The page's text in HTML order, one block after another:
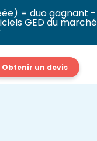
= duo gagnant -
GED du marché
Obtenir un devis